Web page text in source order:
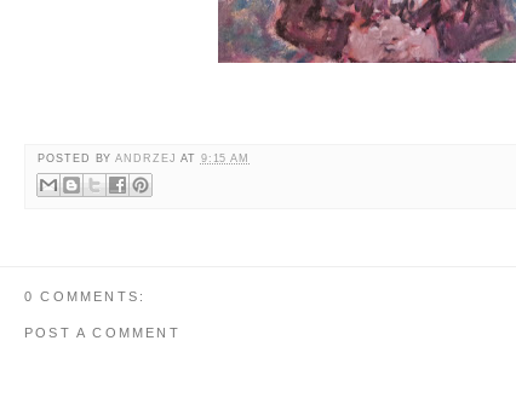
POSTED BYANDRZEJ AT 9:15 AM
0 COMMENTS:
POST A COMMENT